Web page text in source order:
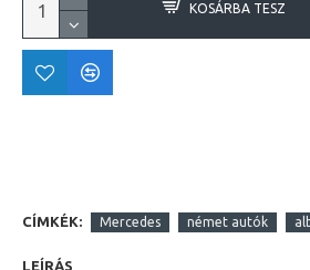
KOSÁRBA TESZ
CÍMKÉK: Mercedes német autók
LEÍRÁS